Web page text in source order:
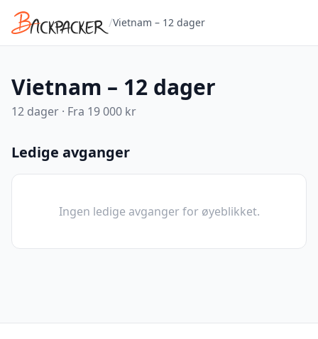
/Vietnam – 12 dager
Vietnam – 12 dager
12 dager · Fra 19 000 kr
Ledige avganger
Ingen ledige avganger for øyeblikket.